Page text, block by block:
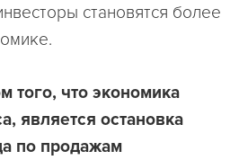
становятся более
того, что экономика
является остановка
по продажам